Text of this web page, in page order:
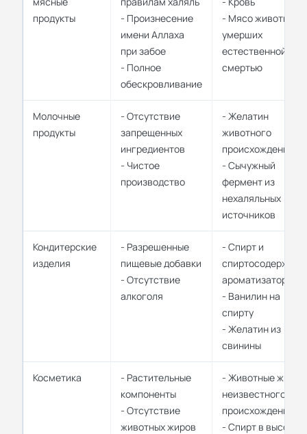
продукты
- Произнесение
имени Аллаха
при забое
- Полное
обескровливание
- Мясо животных,
умерших
естественной
смертью
Молочные
продукты
- Отсутствие
запрещенных
ингредиентов
- Чистое
производство
- Желатин
животного
происхождения
- Сычужный
фермент из
нехаляльных
источников
Кондитерские
изделия
- Разрешенные
пищевые добавки
- Отсутствие
алкоголя
- Спирт и
ароматизаторы
- Ванилин на
спирту
- Желатин из
свинины
Косметика
- Растительные
компоненты
- Отсутствие
животных жиров
- Животные жиры
неизвестного
происхождения
- Спирт в высокой